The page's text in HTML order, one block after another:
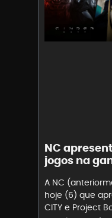
NC
jogos na
A NC
hoje (6) que
CITY e Project